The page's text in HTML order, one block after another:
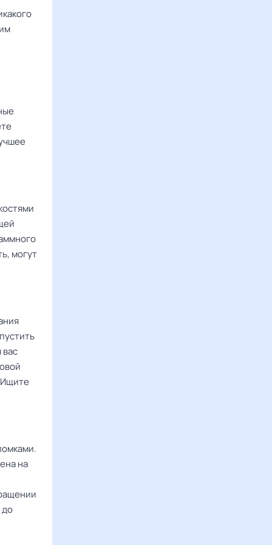
могут
Ищите
на
до